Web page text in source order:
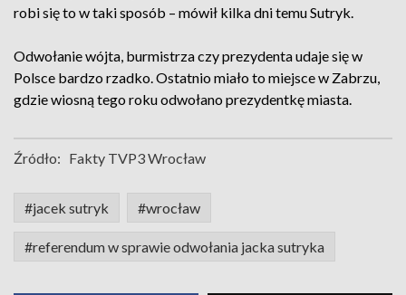
robi się to w taki sposób – mówił kilka dni temu Sutryk.
Odwołanie wójta, burmistrza czy prezydenta udaje się w
Polsce bardzo rzadko. Ostatnio miało to miejsce w Zabrzu,
gdzie wiosną tego roku odwołano prezydentkę miasta.
Źródło: Fakty TVP3 Wrocław
#jacek sutryk #wrocław
#referendum w sprawie odwołania jacka sutryka